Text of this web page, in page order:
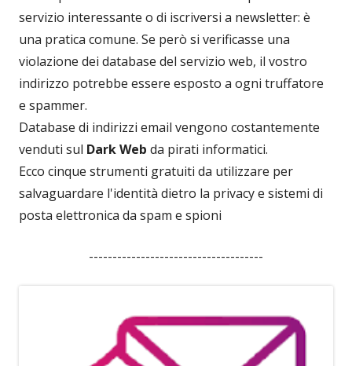
servizio interessante o di iscriversi a newsletter: è
una pratica comune. Se però si verificasse una
violazione dei database del servizio web, il vostro
indirizzo potrebbe essere esposto a ogni truffatore
e spammer.
Database di indirizzi email vengono costantemente
venduti sul Dark Web da pirati informatici.
Ecco cinque strumenti gratuiti da utilizzare per
salvaguardare l'identità dietro la privacy e sistemi di
posta elettronica da spam e spioni
-------------------------------------